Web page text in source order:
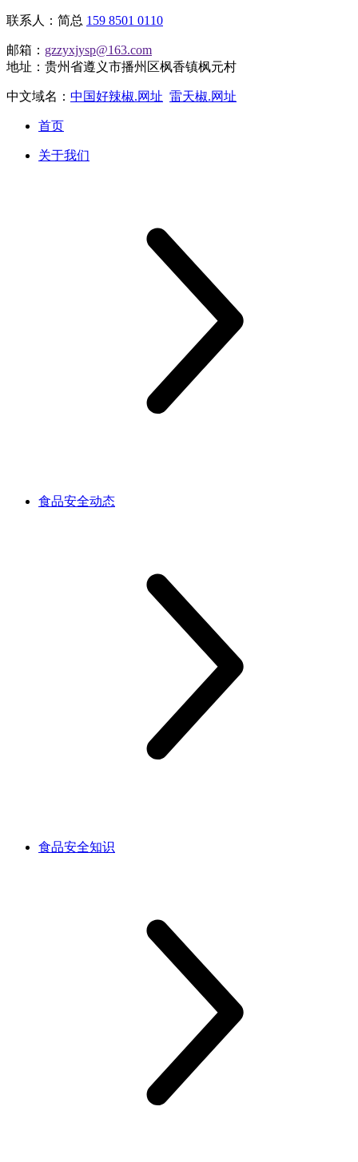
联系人：简总 159 8501 0110
邮箱： gzzyxjysp@163.com
地址：贵州省遵义市播州区枫香镇枫元村
中文域名： 中国好辣椒.网址 雷天椒.网址
首页
关于我们
食品安全动态
食品安全知识